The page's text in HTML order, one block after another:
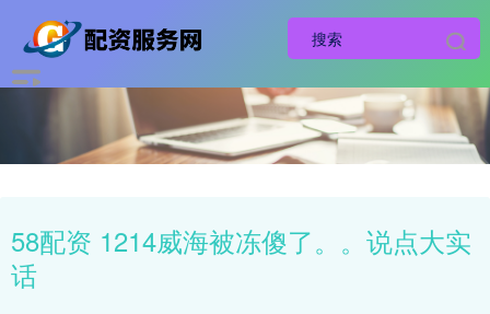
58配资 1214威海被冻傻了。。说点大实
话